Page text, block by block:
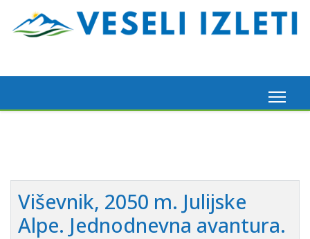
Viševnik, 2050 m. Julijske
Alpe. Jednodnevna avantura.